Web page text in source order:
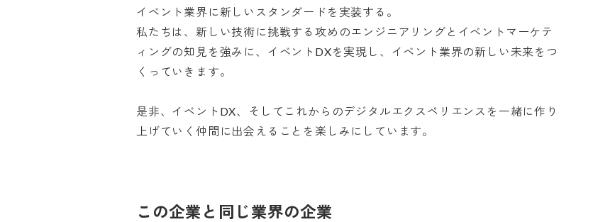
イベント業界に新しいスタンダードを実装する。
私たちは、新しい技術に挑戦する攻めのエンジニアリングとイベントマーケテ
ィングの知見を強みに、イベントDXを実現し、イベント業界の新しい未来をつ
くっていきます。
是非、イベントDX、そしてこれからのデジタルエクスペリエンスを一緒に作り
上げていく仲間に出会えることを楽しみにしています。
この企業と同じ業界の企業